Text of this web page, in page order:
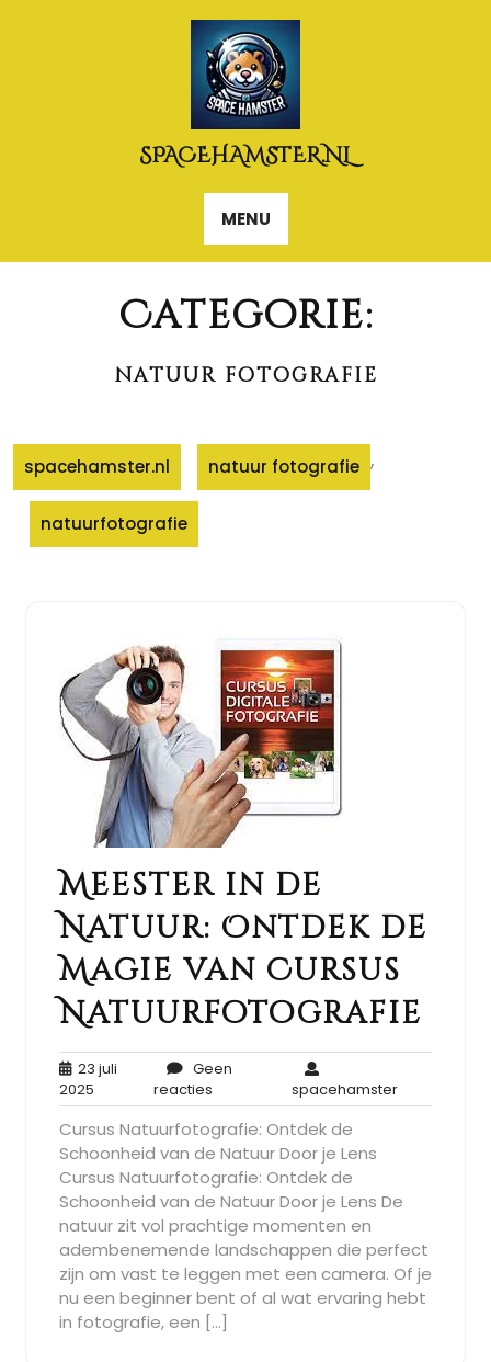
SPACEHAMSTER.NL
MENU
Categorie:
natuur fotografie
spacehamster.nl natuur fotografie ,
natuurfotografie
Meester in de
Natuur: Ontdek de
Magie van Cursus
Natuurfotografie
23 juli
2025
juli
2025
Geen
reactiesGeen
reacties
spacehamster
Cursus Natuurfotografie: Ontdek de
Schoonheid van de Natuur Door je Lens
Cursus Natuurfotografie: Ontdek de
Schoonheid van de Natuur Door je Lens De
natuur zit vol prachtige momenten en
adembenemende landschappen die perfect
zijn om vast te leggen met een camera. Of je
nu een beginner bent of al wat ervaring hebt
in fotografie, een […]